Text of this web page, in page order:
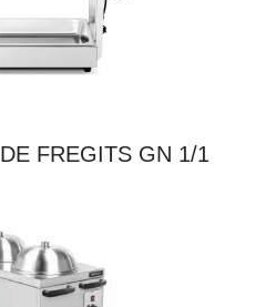
FREGITS GN 1/1